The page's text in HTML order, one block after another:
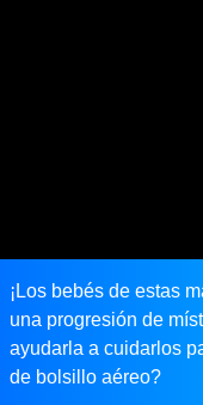
¡Los bebés de estas
una progresión de
ayudarla a cuidarlos
de bolsillo aéreo?